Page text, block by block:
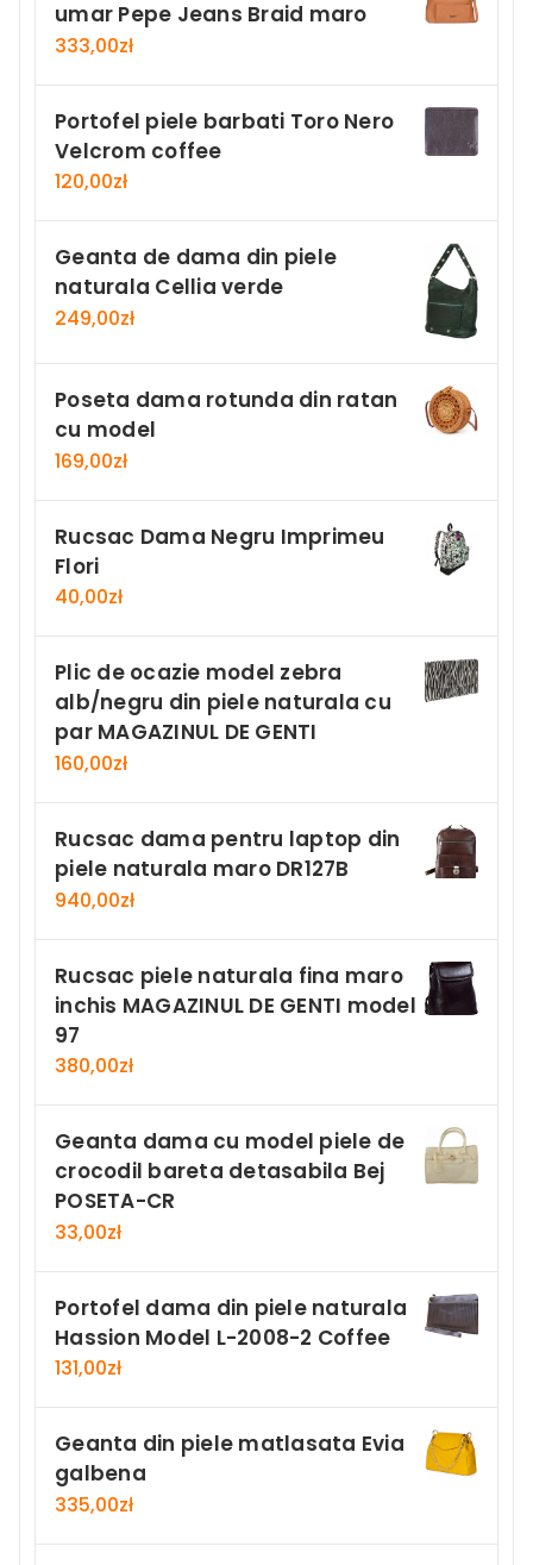
umar Pepe Jeans Braid maro
333,00zł
Portofel piele barbati Toro Nero
Velcrom coffee
120,00zł
Geanta de dama din piele
naturala Cellia verde
249,00zł
Poseta dama rotunda din ratan
cu model
169,00zł
Rucsac Dama Negru Imprimeu
Flori
40,00zł
Plic de ocazie model zebra
alb/negru din piele naturala cu
par MAGAZINUL DE GENTI
160,00zł
Rucsac dama pentru laptop din
piele naturala maro DR127B
940,00zł
Rucsac piele naturala fina maro
inchis MAGAZINUL DE GENTI model
97
380,00zł
Geanta dama cu model piele de
crocodil bareta detasabila Bej
POSETA-CR
33,00zł
Portofel dama din piele naturala
Hassion Model L-2008-2 Coffee
131,00zł
Geanta din piele matlasata Evia
galbena
335,00zł